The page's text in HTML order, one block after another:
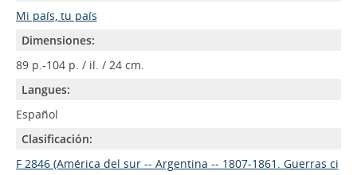
Mi país, tu país
Dimensiones:
89 p.-104 p. / il. / 24 cm.
Langues:
Español
Clasificación:
F 2846 (América del sur -- Argentina -- 1807-1861. Guerras ci